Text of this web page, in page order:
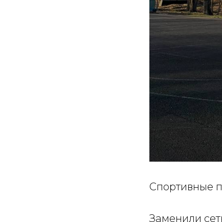
Спортивные
Заменили